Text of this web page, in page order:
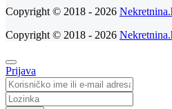
Copyright © 2018 - 2026
Copyright © 2018 - 2026
Prijava